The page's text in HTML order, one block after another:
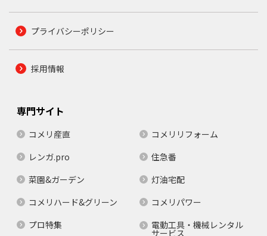
プライバシーポリシー
採用情報
専門サイト
コメリ産直
コメリリフォーム
レンガ.pro
住急番
菜園&ガーデン
灯油宅配
コメリハード&グリーン
コメリパワー
プロ特集
電動工具・機械レンタル
サービス